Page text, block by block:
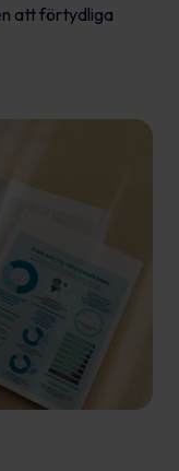
att förtydliga